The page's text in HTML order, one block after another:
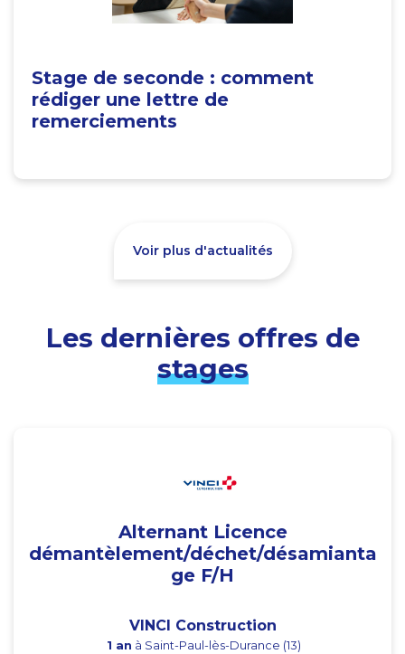
Stage de seconde : comment
rédiger une lettre de
remerciements
Voir plus d'actualités
Les dernières offres de
stages
Alternant Licence
démantèlement/déchet/désamianta
ge F/H
VINCI Construction
1 an à Saint-Paul-lès-Durance (13)